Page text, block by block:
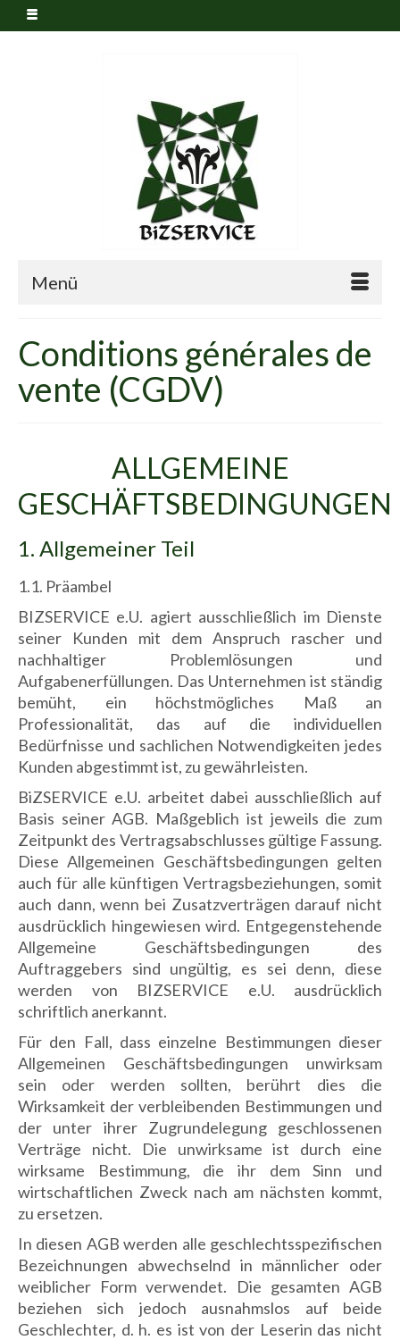
Menü
Conditions générales de
vente (CGDV)
ALLGEMEINE
GESCHÄFTSBEDINGUNGEN
1. Allgemeiner Teil
1.1. Präambel
BIZSERVICE e.U. agiert ausschließlich im Dienste
seiner Kunden mit dem Anspruch rascher und
nachhaltiger Problemlösungen und
Aufgabenerfüllungen. Das Unternehmen ist ständig
bemüht, ein höchstmögliches Maß an
Professionalität, das auf die individuellen
Bedürfnisse und sachlichen Notwendigkeiten jedes
Kunden abgestimmt ist, zu gewährleisten.
BiZSERVICE e.U. arbeitet dabei ausschließlich auf
Basis seiner AGB. Maßgeblich ist jeweils die zum
Zeitpunkt des Vertragsabschlusses gültige Fassung.
Diese Allgemeinen Geschäftsbedingungen gelten
auch für alle künftigen Vertragsbeziehungen, somit
auch dann, wenn bei Zusatzverträgen darauf nicht
ausdrücklich hingewiesen wird. Entgegenstehende
Allgemeine Geschäftsbedingungen des
Auftraggebers sind ungültig, es sei denn, diese
werden von BIZSERVICE e.U. ausdrücklich
schriftlich anerkannt.
Für den Fall, dass einzelne Bestimmungen dieser
Allgemeinen Geschäftsbedingungen unwirksam
sein oder werden sollten, berührt dies die
Wirksamkeit der verbleibenden Bestimmungen und
der unter ihrer Zugrundelegung geschlossenen
Verträge nicht. Die unwirksame ist durch eine
wirksame Bestimmung, die ihr dem Sinn und
wirtschaftlichen Zweck nach am nächsten kommt,
zu ersetzen.
In diesen AGB werden alle geschlechtsspezifischen
Bezeichnungen abwechselnd in männlicher oder
weiblicher Form verwendet. Die gesamten AGB
beziehen sich jedoch ausnahmslos auf beide
Geschlechter, d. h. es ist von der Leserin das nicht